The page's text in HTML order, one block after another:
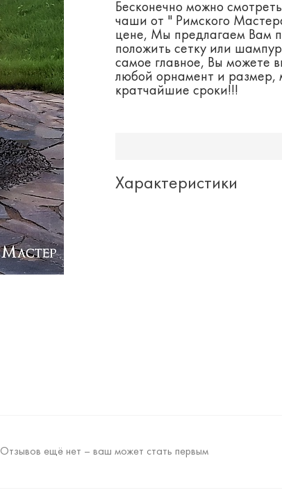
Бесконечно можно
чаши от " Римского
цене, Мы предлагаем Вам
положить сетку или
самое главное, Вы можете
любой орнамент и размер,
кратчайшие сроки!!!
Характеристики
Отзывов ещё нет – ваш может стать первым